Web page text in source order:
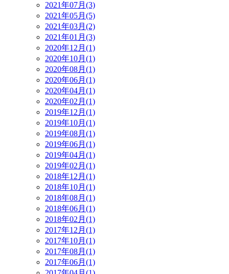
2021年07月(3)
2021年05月(5)
2021年03月(2)
2021年01月(3)
2020年12月(1)
2020年10月(1)
2020年08月(1)
2020年06月(1)
2020年04月(1)
2020年02月(1)
2019年12月(1)
2019年10月(1)
2019年08月(1)
2019年06月(1)
2019年04月(1)
2019年02月(1)
2018年12月(1)
2018年10月(1)
2018年08月(1)
2018年06月(1)
2018年02月(1)
2017年12月(1)
2017年10月(1)
2017年08月(1)
2017年06月(1)